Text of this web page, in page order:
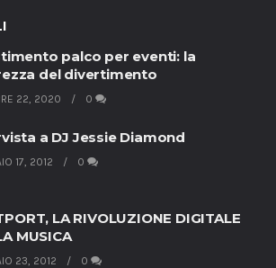
palco per eventi: la
del divertimento
22, 2020 0
a DJ Jessie Diamond
17, 2012 0
LA RIVOLUZIONE DIGITALE
MUSICA
23, 2012 0